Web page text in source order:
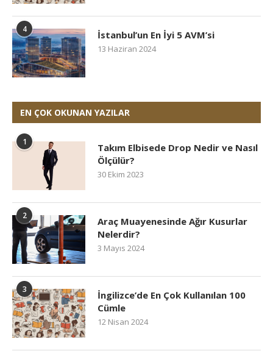
4 İstanbul’un En İyi 5 AVM’si
13 Haziran 2024
EN ÇOK OKUNAN YAZILAR
1
Takım Elbisede Drop Nedir ve Nasıl
Ölçülür?
30 Ekim 2023
2
Araç Muayenesinde Ağır Kusurlar
Nelerdir?
3 Mayıs 2024
3
İngilizce’de En Çok Kullanılan 100
Cümle
12 Nisan 2024